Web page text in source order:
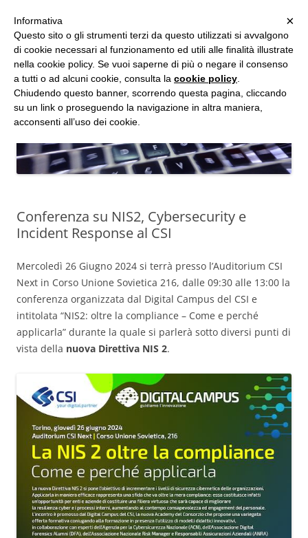
Vai
al
contenuto
Studio d'Informatica Forense
Perizie Informatiche Forensi, CTP e CTU in Processi Civili e Penali
Conferenza su NIS2, Cybersecurity e
Incident Response al CSI
Mercoledì 26 Giugno 2024 si terrà presso l’Auditorium CSI
Next in Corso Unione Sovietica 216, dalle 09:30 alle 13:00 la
conferenza organizzata dal Digital Campus del CSI e
intitolata “NIS2: oltre la compliance – Come e perché
applicarla” durante la quale si parlerà sotto diversi punti di
vista della nuova Direttiva NIS 2.
MENU ×
Informativa
Questo sito o gli strumenti terzi da questo utilizzati si avvalgono
di cookie necessari al funzionamento ed utili alle finalità illustrate
nella cookie policy. Se vuoi saperne di più o negare il consenso
a tutti o ad alcuni cookie, consulta la cookie policy
Chiudendo questo banner, scorrendo questa pagina, cliccando
su un link o proseguendo la navigazione in altra maniera,
acconsenti all’uso dei cookie.